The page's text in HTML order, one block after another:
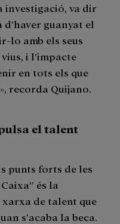
va dir
d’haver guanyat el
lo amb els seus
i l’impacte
en tots els que
recorda Quijano.
el talent
punts forts de les
és la
xarxa de talent que
s’acaba la beca.